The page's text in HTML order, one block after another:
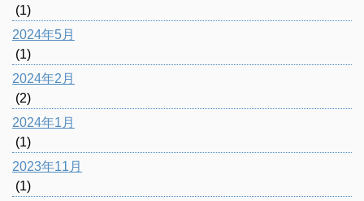
(1)
2024年5月
(1)
2024年2月
(2)
2024年1月
(1)
2023年11月
(1)